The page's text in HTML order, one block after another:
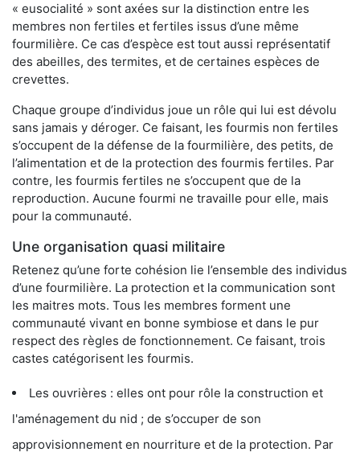
« eusocialité » sont axées sur la distinction entre les
membres non fertiles et fertiles issus d’une même
fourmilière. Ce cas d’espèce est tout aussi représentatif
des abeilles, des termites, et de certaines espèces de
crevettes.
Chaque groupe d’individus joue un rôle qui lui est dévolu
sans jamais y déroger. Ce faisant, les fourmis non fertiles
s’occupent de la défense de la fourmilière, des petits, de
l’alimentation et de la protection des fourmis fertiles. Par
contre, les fourmis fertiles ne s’occupent que de la
reproduction. Aucune fourmi ne travaille pour elle, mais
pour la communauté.
Une organisation quasi militaire
Retenez qu’une forte cohésion lie l’ensemble des individus
d’une fourmilière. La protection et la communication sont
les maitres mots. Tous les membres forment une
communauté vivant en bonne symbiose et dans le pur
respect des règles de fonctionnement. Ce faisant, trois
castes catégorisent les fourmis.
Les ouvrières : elles ont pour rôle la construction et
l'aménagement du nid ; de s’occuper de son
approvisionnement en nourriture et de la protection. Par